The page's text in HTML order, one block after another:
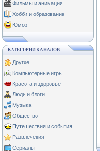
Фильмы и анимация
Хобби и образование
Юмор
КАТЕГОРИИ КАНАЛОВ
Другое
Компьютерные игры
Красота и здоровье
Люди и блоги
Музыка
Общество
Путешествия и события
Развлечения
Сериалы